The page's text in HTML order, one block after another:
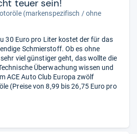
teuer sein!
(markenspezifisch / ohne
30 Euro pro Liter kostet der für das
Schmierstoff. Ob es ohne
viel günstiger geht, das wollte die
Überwachung wissen und
ACE Auto Club Europa zwölf
(Preise von 8,99 bis 26,75 Euro pro